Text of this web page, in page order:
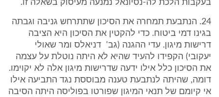
בעקבות הלכת לה-נסיונאל נמנעה מעיסוק בשאלה זו.
24. הנתבעת תמחרה את הסיכון שתתרחש גניבה וגבתה
בגינו דמי ביטוח. כדי להקטין את הסיכון היא הציבה
דרישות מיגון. עדי ההגנה (גב' דניאלס ומר שאולי
יעקובי) הקפידו להעיד שהיא לא היתה נוטלת על עצמה
את הסיכון כלל אילו ידעה שדרישות מיגון אלה לא יקוימו.
דומה, שהיתה לנתבעת טענה מבוססת נגד התביעה אילו
אי קיומם של תנאי המיגון שפורטו בפוליסה היתה הסיבה